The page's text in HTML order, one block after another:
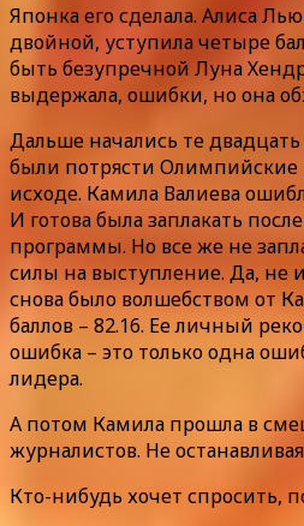
Японка его сделала. Алиса
двойной, уступила четыре
быть безупречной Луна
выдержала, ошибки, но она
Дальше начались те
были потрясти
исходе. Камила Валиева
И готова была заплакать
программы. Но все же не
силы на выступление. Да, не
снова было волшебством от
баллов – 82.16. Ее личный
ошибка – это только одна
лидера.
А потом Камила прошла в
журналистов. Не
Кто-нибудь хочет спросить,